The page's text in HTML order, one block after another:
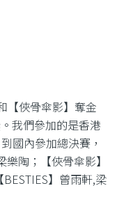
【俠骨傘影】奪金
我們參加的是香港
國內參加總決賽，
陶；【俠骨傘影】
】曾雨軒,梁